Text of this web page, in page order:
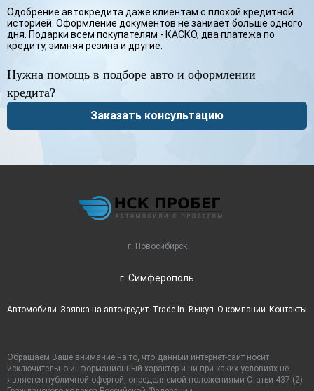
Одобрение автокредита даже клиентам с плохой кредитной
историей. Оформление документов не заниает больше одного
дня. Подарки всем покупателям - КАСКО, два платежа по
кредиту, зимняя резина и другие.
Нужна помощь в подборе авто и оформлении
кредита?
Заказать консультацию
г. Новосибирск
г. Симферополь
Автомобили Заявка на автокредит Trade In Выкуп О компании Контакты
Обращаем Ваше внимание на то, что данный интернет-сайт носит
исключительно информационный характер и ни при каких условиях не
является публичной офертой, определяемой положениями Статьи 437 (2)